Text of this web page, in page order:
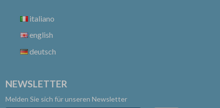
italiano
english
deutsch
NEWSLETTER
Melden Sie sich für unseren Newsletter